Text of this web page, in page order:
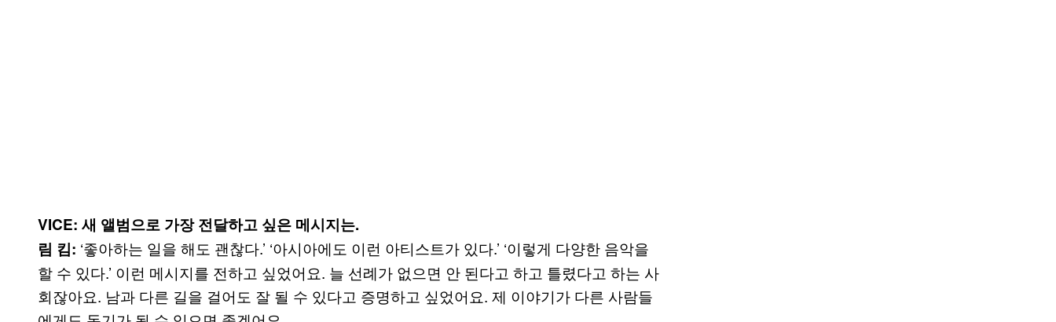
VICE: 새 앨범으로 가장 전달하고 싶은 메시지는.
림 킴: ‘좋아하는 일을 해도 괜찮다.’ ‘아시아에도 이런 아티스트가 있다.’ ‘이렇게 다양한 음악을
할 수 있다.’ 이런 메시지를 전하고 싶었어요. 늘 선례가 없으면 안 된다고 하고 틀렸다고 하는 사
회잖아요. 남과 다른 길을 걸어도 잘 될 수 있다고 증명하고 싶었어요. 제 이야기가 다른 사람들